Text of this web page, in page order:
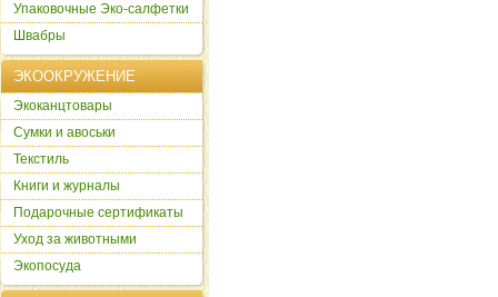
Упаковочные Эко-салфетки
Швабры
ЭКООКРУЖЕНИЕ
Экоканцтовары
Сумки и авоськи
Текстиль
Книги и журналы
Подарочные сертификаты
Уход за животными
Экопосуда